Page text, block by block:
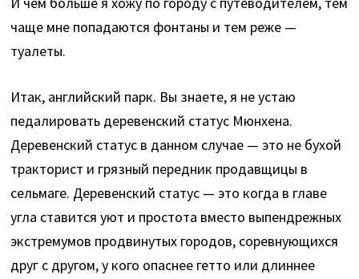
чаще мне попадаются фонтаны и тем реже —
туалеты.
Итак, английский парк. Вы знаете, я не устаю
педалировать деревенский статус Мюнхена.
Деревенский статус в данном случае — это не бухой
тракторист и грязный передник продавщицы в
сельмаге. Деревенский статус — это когда в главе
угла ставится уют и простота вместо выпендрежных
экстремумов продвинутых городов, соревнующихся
друг с другом, у кого опаснее гетто или длиннее